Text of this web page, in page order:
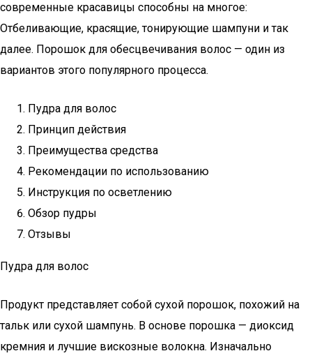
современные красавицы способны на многое:
Отбеливающие, красящие, тонирующие шампуни и так
далее. Порошок для обесцвечивания волос — один из
вариантов этого популярного процесса.
Пудра для волос
Принцип действия
Преимущества средства
Рекомендации по использованию
Инструкция по осветлению
Обзор пудры
Отзывы
Пудра для волос
Продукт представляет собой сухой порошок, похожий на
тальк или сухой шампунь. В основе порошка — диоксид
кремния и лучшие вискозные волокна. Изначально